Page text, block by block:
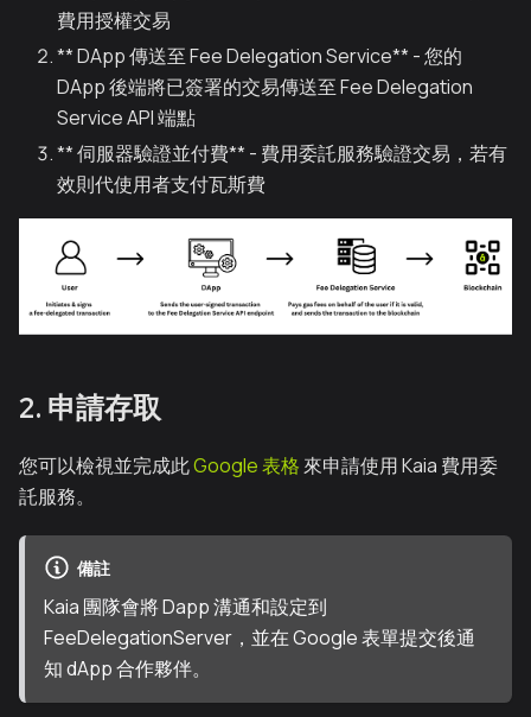
費用授權交易
** DApp 傳送至 Fee Delegation Service** - 您的
DApp 後端將已簽署的交易傳送至 Fee Delegation
Service API 端點
** 伺服器驗證並付費** - 費用委託服務驗證交易，若有
效則代使用者支付瓦斯費
2. 申請存取
您可以檢視並完成此Google 表格 來申請使用 Kaia 費用委
託服務。
備註
Kaia 團隊會將 Dapp 溝通和設定到
FeeDelegationServer，並在 Google 表單提交後通
知 dApp 合作夥伴。